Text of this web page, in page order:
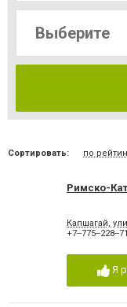
Сортировать: по
Римско-
Капшагай,
Я